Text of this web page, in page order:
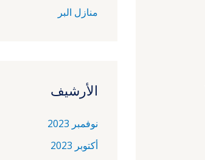
منازل البر
الأرشيف
نوفمبر 2023
أكتوبر 2023